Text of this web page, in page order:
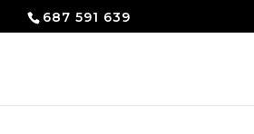
687 591 639